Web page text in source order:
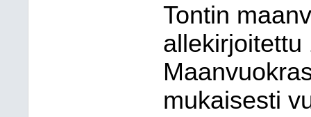
Tontin
allekirjoitettu
mukaisesti